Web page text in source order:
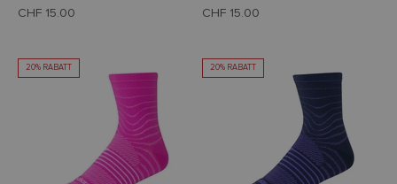
Angebot
CHF 15.00 Angebot
CHF 15.00
20% RABATT 20% RABATT